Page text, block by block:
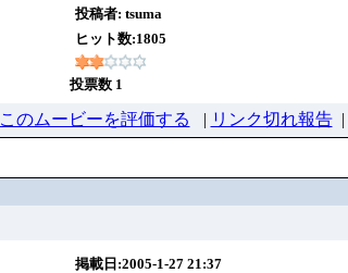
投稿者: tsuma
ヒット数:1805
投票数 1
このムービーを評価する | リンク切れ報告|
掲載日:2005-1-27 21:37